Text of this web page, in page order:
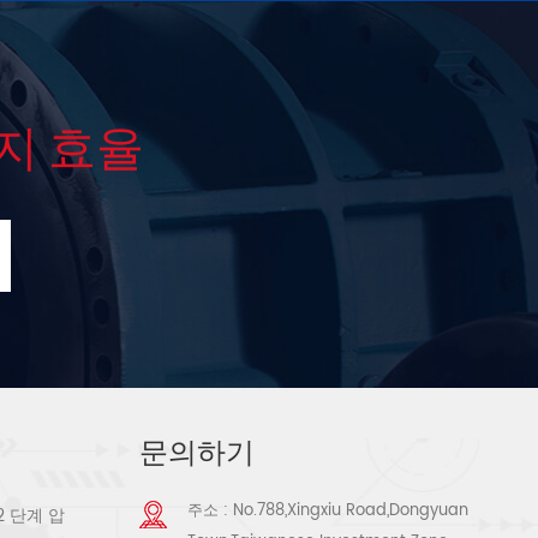
효율
단계 압
문의하기
주소 : No.788,Xingxiu Road,Dongyuan